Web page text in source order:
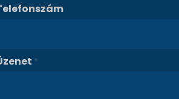
*